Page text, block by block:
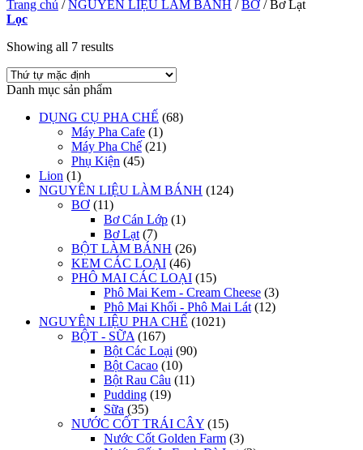
Trang chủ / NGUYÊN LIỆU LÀM BÁNH / BƠ /Bơ Lạt
Lọc
Showing all 7 results
Danh mục sản phẩm
DỤNG CỤ PHA CHẾ (68)
Máy Pha Cafe (1)
Máy Pha Chế (21)
Phụ Kiện (45)
Lion (1)
NGUYÊN LIỆU LÀM BÁNH (124)
BƠ (11)
Bơ Cán Lớp (1)
Bơ Lạt (7)
BỘT LÀM BÁNH (26)
KEM CÁC LOẠI (46)
PHÔ MAI CÁC LOẠI (15)
Phô Mai Kem - Cream Cheese (3)
Phô Mai Khối - Phô Mai Lát (12)
NGUYÊN LIỆU PHA CHẾ (1021)
BỘT - SỮA (167)
Bột Các Loại (90)
Bột Cacao (10)
Bột Rau Câu (11)
Pudding (19)
Sữa (35)
NƯỚC CỐT TRÁI CÂY (15)
Nước Cốt Golden Farm (3)